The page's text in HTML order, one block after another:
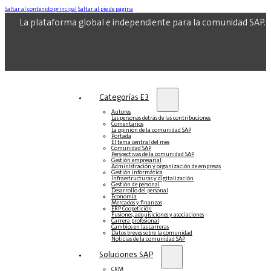
Saltar al contenido principal Saltar al pie de página
La plataforma global e independiente para la comunidad SAP.
Categorías E3
Autores
Las personas detrás de las contribuciones
Comentarios
La opinión de la comunidad SAP
Portada
El tema central del mes
Comunidad SAP
Perspectivas de la comunidad SAP
Gestión empresarial
Administración y organización de empresas
Gestión informática
Infraestructuras y digitalización
Gestión de personal
Desarrollo del personal
Economía
Mercados y finanzas
ERP Coopetición
Fusiones, adquisiciones y asociaciones
Carrera profesional
Cambios en las carreras
Datos breves sobre la comunidad
Noticias de la comunidad SAP
Soluciones‎‎ SAP
CRM